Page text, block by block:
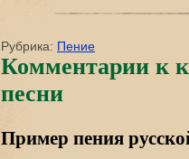
Рубрика: Пение
Комментарии к
песни
Пример пения